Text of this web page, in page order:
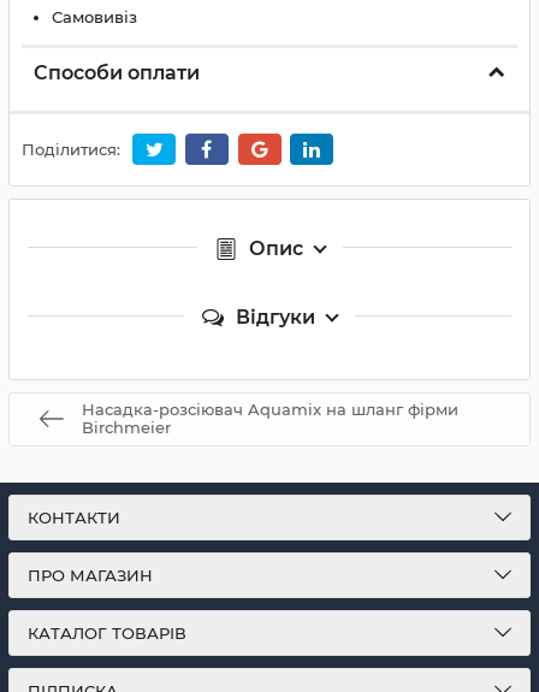
Самовивіз
Способи оплати
Поділитися:
Опис
Відгуки
Насадка-розсіювач Aquamix на шланг фірми
Birchmeier
КОНТАКТИ
ПРО МАГАЗИН
КАТАЛОГ ТОВАРІВ